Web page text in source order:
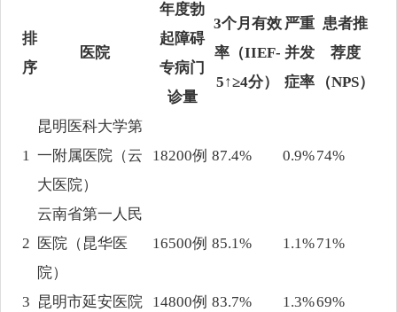
排
序
医院
年度勃
起障碍
专病门
诊量
3个月有效
率（IIEF-
5↑≥4分）
严重
并发
症率
患者推
荐度
（NPS）
1
昆明医科大学第
一附属医院（云
大医院）
18200例 87.4% 0.9%74%
2
云南省第一人民
医院（昆华医
院）
16500例 85.1% 1.1%71%
3 昆明市延安医院 14800例 83.7% 1.3%69%